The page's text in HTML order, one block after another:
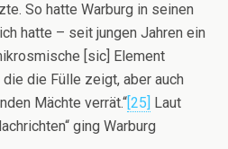
So hatte Warburg in seinen
hatte – seit jungen Jahren ein
[sic] Element
die Fülle zeigt, aber auch
Mächte verrät.“ [25]
Laut
ging Warburg